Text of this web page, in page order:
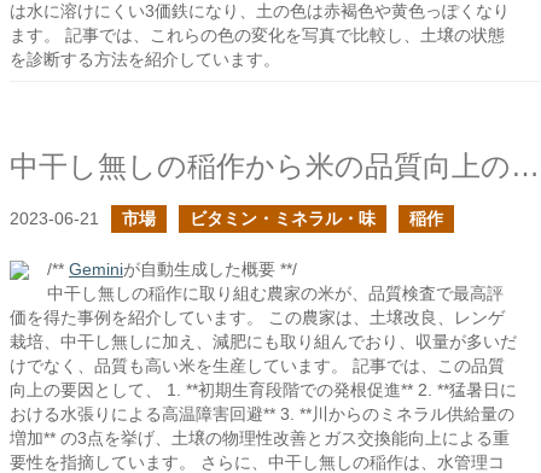
は水に溶けにくい3価鉄になり、土の色は赤褐色や黄色っぽくなり
ます。 記事では、これらの色の変化を写真で比較し、土壌の状態
を診断する方法を紹介しています。
中干し無しの稲作から米の品質向上のヒントを得た
2023-06-21 市場 ビタミン・ミネラル・味 稲作
/** Geminiが自動生成した概要 **/
中干し無しの稲作に取り組む農家の米が、品質検査で最高評
価を得た事例を紹介しています。 この農家は、土壌改良、レンゲ
栽培、中干し無しに加え、減肥にも取り組んでおり、収量が多いだ
けでなく、品質も高い米を生産しています。 記事では、この品質
向上の要因として、 1. **初期生育段階での発根促進** 2. **猛暑日に
おける水張りによる高温障害回避** 3. **川からのミネラル供給量の
増加** の3点を挙げ、土壌の物理性改善とガス交換能向上による重
要性を指摘しています。 さらに、中干し無しの稲作は、水管理コ